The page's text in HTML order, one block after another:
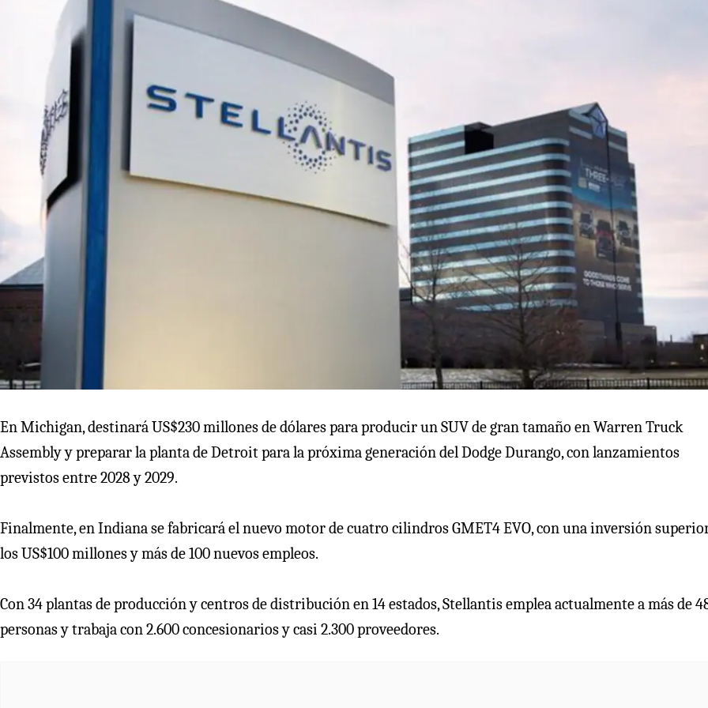
En Michigan, destinará US$230 millones de dólares para producir un SUV de gran tamaño en Warren Truck
Assembly y preparar la planta de Detroit para la próxima generación del Dodge Durango, con lanzamientos
previstos entre 2028 y 2029.
Finalmente, en Indiana se fabricará el nuevo motor de cuatro cilindros GMET4 EVO, con una inversión
los US$100 millones y más de 100 nuevos empleos.
Con 34 plantas de producción y centros de distribución en 14 estados, Stellantis emplea actualmente a más de
personas y trabaja con 2.600 concesionarios y casi 2.300 proveedores.